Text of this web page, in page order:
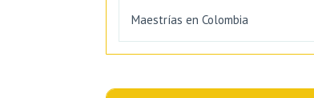
Maestrías en Colombia